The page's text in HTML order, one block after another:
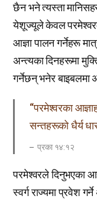
छैन भने त्यस्ता
येशूज्यूले केवल
आज्ञा पालन गर्नेहरू
अन्त्यका दिनहरूमा
गर्नेछन् भनेर बाइबलमा
“परमेश्वरका
सन्तहरूको धैर्य
प्रका १४:१२
परमेश्वरले दिनुभएका
स्वर्ग राज्यमा प्रवेश